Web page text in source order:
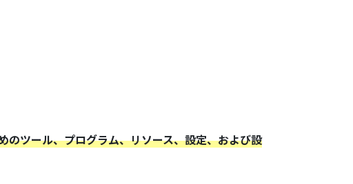
ツール、プログラム、リソース、設定、および設